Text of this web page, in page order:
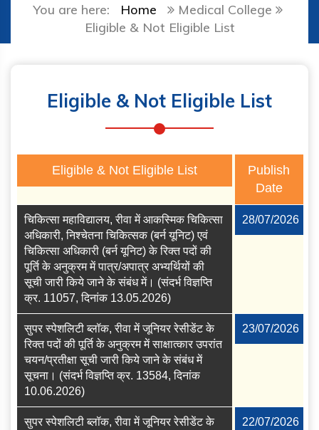
You are here: Home
Medical College
Eligible & Not Eligible List
Eligible & Not Eligible List
Eligible & Not Eligible List
Publish
Date
चिकित्सा महाविद्यालय, रीवा में आकस्मिक चिकित्सा
अधिकारी, निश्चेतना चिकित्सक (बर्न यूनिट) एवं
चिकित्सा अधिकारी (बर्न यूनिट) के रिक्त पदों की
पूर्ति के अनुक्रम में पात्र/अपात्र अभ्यर्थियों की
सूची जारी किये जाने के संबंध में। (संदर्भ विज्ञप्ति
क्र. 11057, दिनांक 13.05.2026)
28/07/2026
सुपर स्पेशलिटी ब्लॉक, रीवा में जूनियर रेसीडेंट के
रिक्त पदों की पूर्ति के अनुक्रम में साक्षात्कार उपरांत
चयन/प्रतीक्षा सूची जारी किये जाने के संबंध में
सूचना। (संदर्भ विज्ञप्ति क्र. 13584, दिनांक
10.06.2026)
23/07/2026
सुपर स्पेशलिटी ब्लॉक, रीवा में जूनियर रेसीडेंट के
22/07/2026